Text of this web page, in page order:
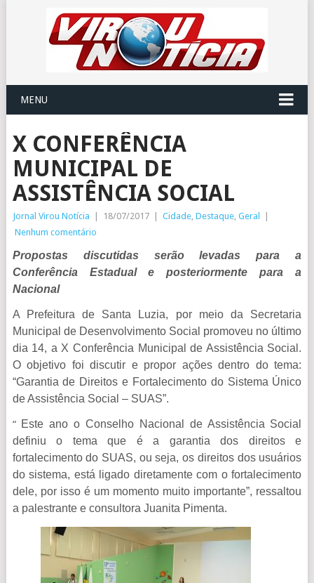
MENU
X CONFERÊNCIA
MUNICIPAL DE
ASSISTÊNCIA SOCIAL
Jornal Virou Notícia 18/07/2017 Cidade, Destaque, Geral
Nenhum comentário
Propostas discutidas serão levadas para a
Conferência Estadual e posteriormente para a
Nacional
A Prefeitura de Santa Luzia, por meio da Secretaria
Municipal de Desenvolvimento Social promoveu no último
dia 14, a X Conferência Municipal de Assistência Social.
O objetivo foi discutir e propor ações dentro do tema:
“Garantia de Direitos e Fortalecimento do Sistema Único
de Assistência Social – SUAS”.
“ Este ano o Conselho Nacional de Assistência Social
definiu o tema que é a garantia dos direitos e
fortalecimento do SUAS, ou seja, os direitos dos usuários
do sistema, está ligado diretamente com o fortalecimento
dele, por isso é um momento muito importante”, ressaltou
a palestrante e consultora Juanita Pimenta.